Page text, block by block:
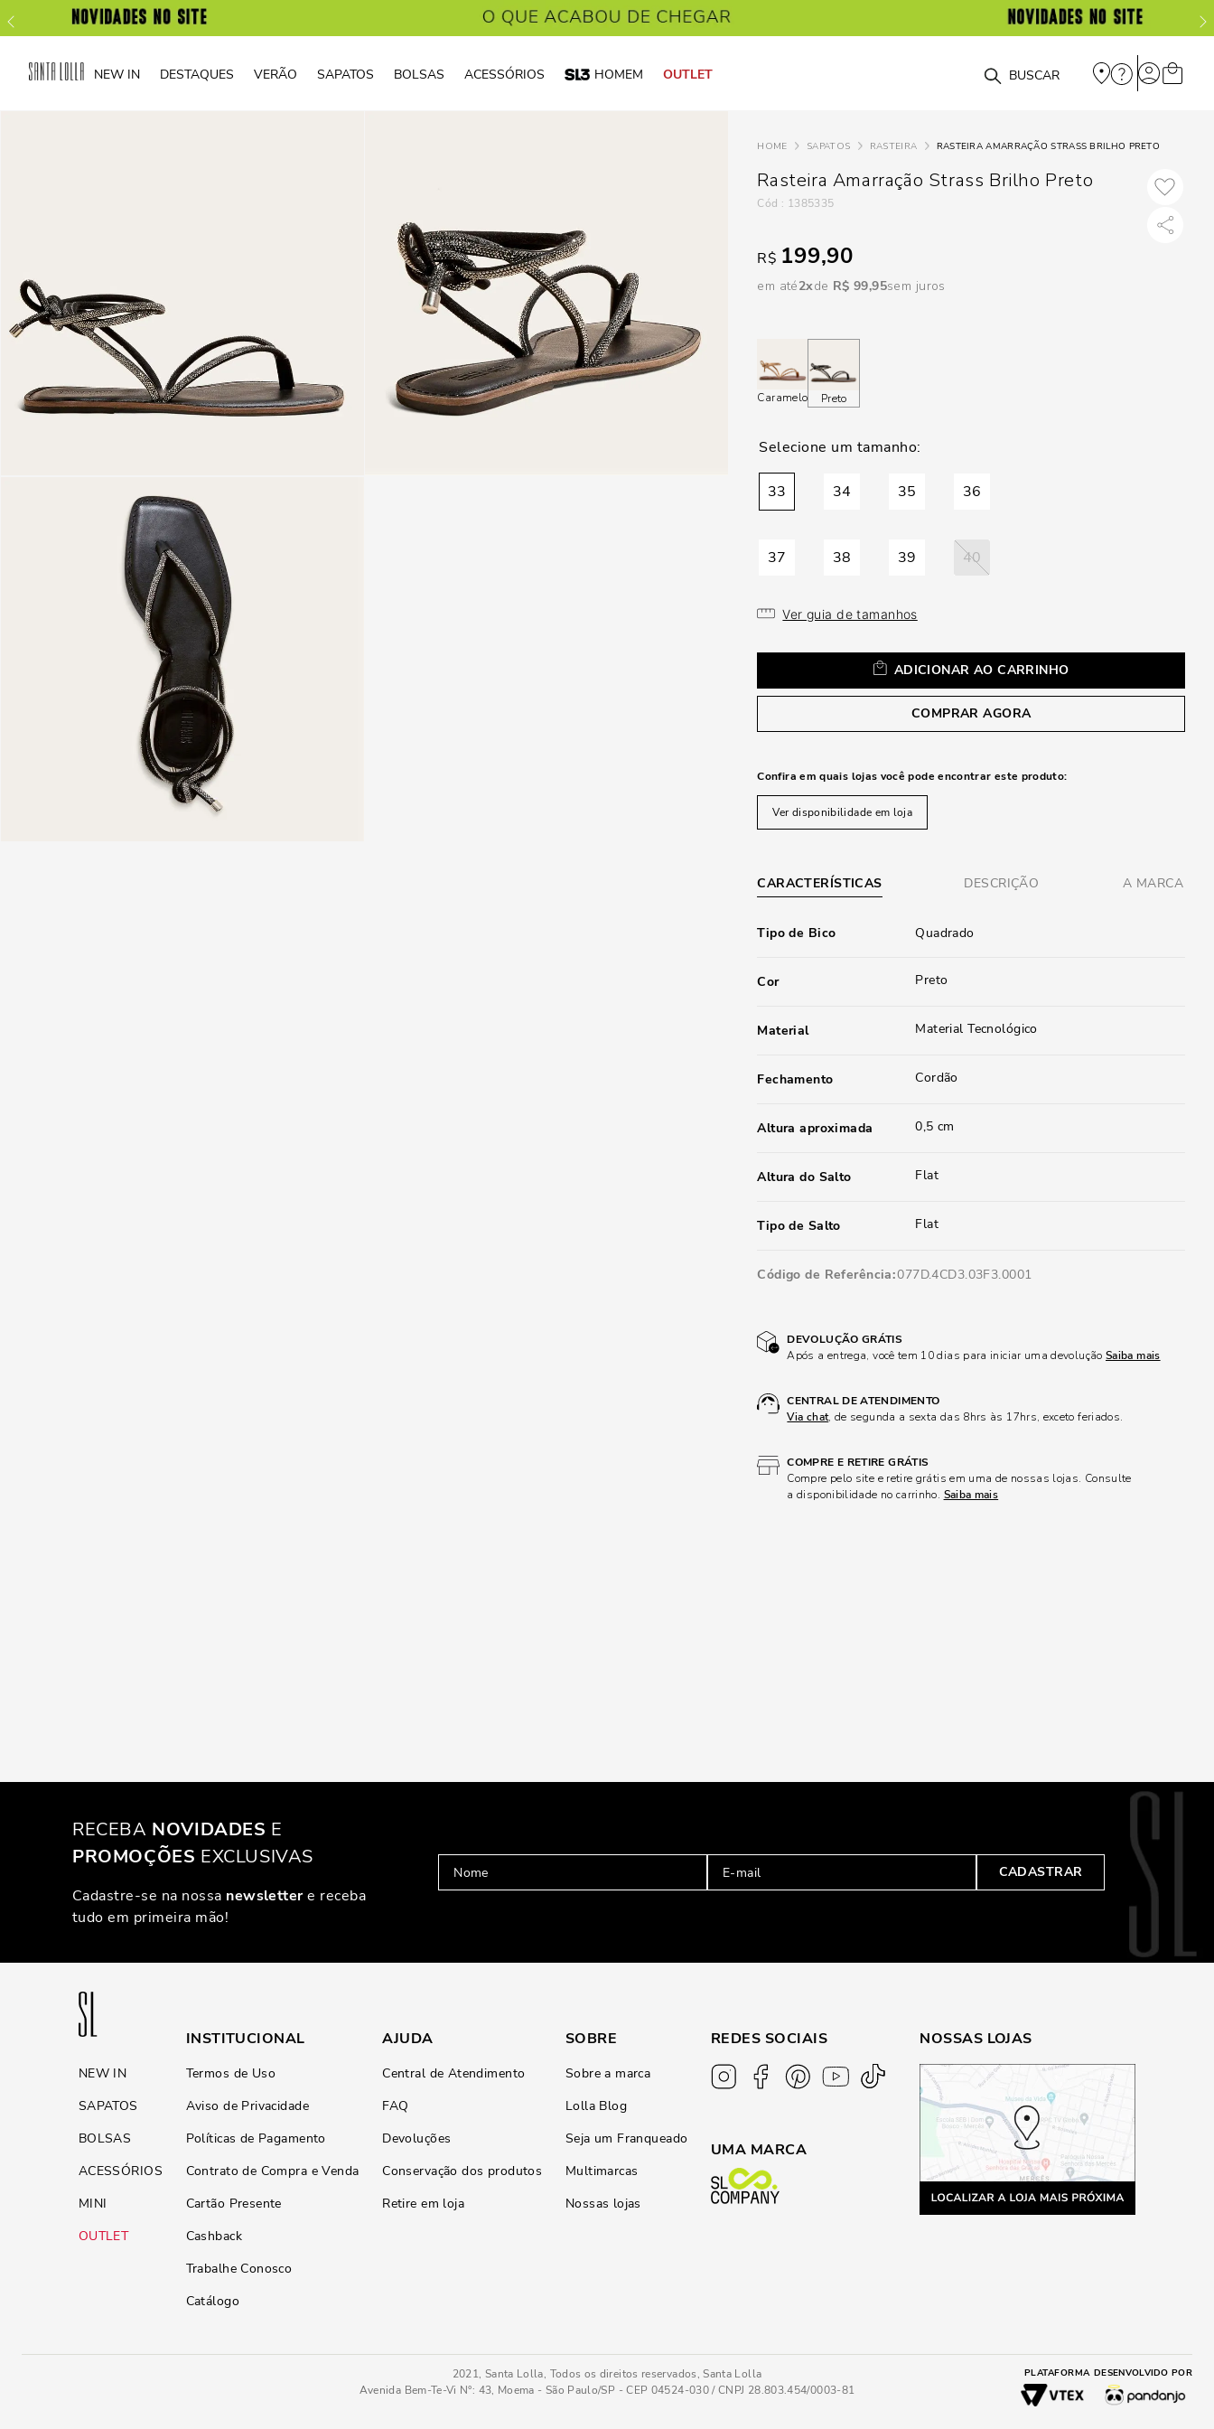
NEW IN DESTAQUES VERÃO SAPATOS BOLSAS ACESSÓRIOS HOMEM OUTLET O que você está procurando?
SAPATOS RASTEIRA RASTEIRA AMARRAÇÃO STRASS BRILHO PRETO
Rasteira Amarração Strass Brilho Preto
: 1385335
R$ 199,90
em até2 R$ 99,95sem juros
Caramelo Preto
33 34 35 36
37 38 39 40
Ver guia de tamanhos
ADICIONAR AO CARRINHO
COMPRAR AGORA
Confira em quais lojas você pode encontrar este produto:
Ver disponibilidade em loja
CARACTERÍSTICAS DESCRIÇÃO A MARCA
Tipo de Bico Quadrado
Cor Preto
Material Material Tecnológico
Fechamento Cordão
Altura aproximada 0,5 cm
Altura do Salto Flat
Tipo de Salto Flat
Código de Referência 077D.4CD3.03F3.0001
DEVOLUÇÃO GRÁTIS
Após a entrega, você tem 10 dias para iniciar uma devolução Saiba mais
CENTRAL DE ATENDIMENTO
Via chat, de segunda a sexta das 8hrs às 17hrs, exceto feriados.
COMPRE E RETIRE GRÁTIS
Compre pelo site e retire grátis em uma de nossas lojas. Consulte
a disponibilidade no carrinho. Saiba mais
RECEBA NOVIDADES E
PROMOÇÕES EXCLUSIVAS
Cadastre-se na nossa newslettere receba
tudo em primeira mão!
CADASTRAR
NEW IN
SAPATOS
BOLSAS
ACESSÓRIOS
MINI
OUTLET
INSTITUCIONAL
Termos de Uso
Aviso de Privacidade
Políticas de Pagamento
Contrato de Compra e Venda
Cartão Presente
Cashback
Trabalhe Conosco
Catálogo
AJUDA
Central de Atendimento
FAQ
Devoluções
Conservação dos produtos
Retire em loja
SOBRE
Sobre a marca
Lolla Blog
Seja um Franqueado
Multimarcas
Nossas lojas
REDES SOCIAIS
UMA MARCA
NOSSAS LOJAS
2021, Santa Lolla, Todos os direitos reservados, Santa Lolla
Avenida Bem-Te-Vi N°: 43, Moema - São Paulo/SP - CEP 04524-030 / CNPJ 28.803.454/0003-81
PLATAFORMA DESENVOLVIDO POR